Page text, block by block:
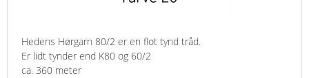
Hedens Hørgarn 80/2 er en flot tynd tråd.
Er lidt tynder end K80 og 60/2
ca. 360 meter